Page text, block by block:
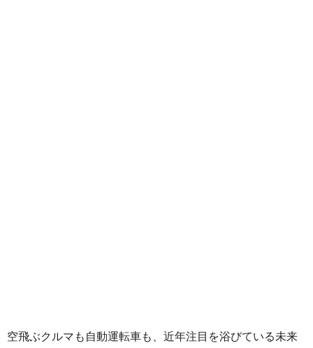
空飛ぶクルマも自動運転車も、近年注目を浴びている未来